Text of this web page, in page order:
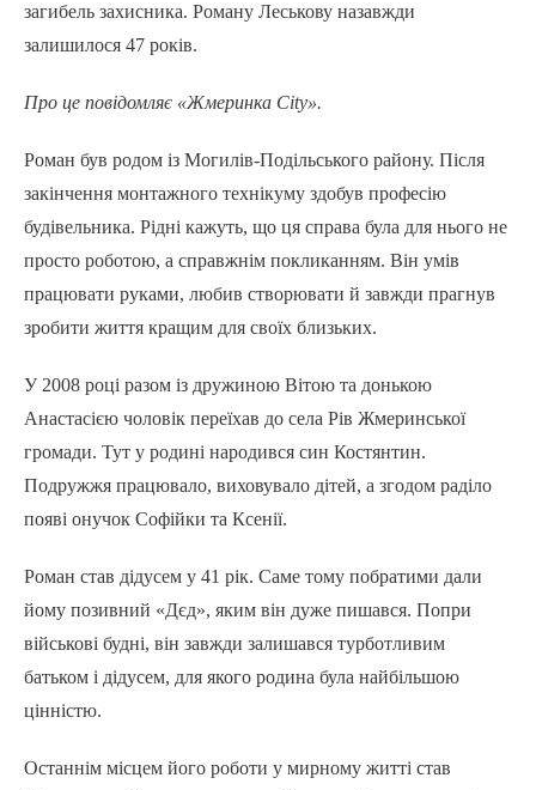
загибель захисника. Роману Леськову назавжди
залишилося 47 років.
Про це повідомляє «Жмеринка City».
Роман був родом із Могилів-Подільського району. Після
закінчення монтажного технікуму здобув професію
будівельника. Рідні кажуть, що ця справа була для нього не
просто роботою, а справжнім покликанням. Він умів
працювати руками, любив створювати й завжди прагнув
зробити життя кращим для своїх близьких.
У 2008 році разом із дружиною Вітою та донькою
Анастасією чоловік переїхав до села Рів Жмеринської
громади. Тут у родині народився син Костянтин.
Подружжя працювало, виховувало дітей, а згодом раділо
появі онучок Софійки та Ксенії.
Роман став дідусем у 41 рік. Саме тому побратими дали
йому позивний «Дєд», яким він дуже пишався. Попри
військові будні, він завжди залишався турботливим
батьком і дідусем, для якого родина була найбільшою
цінністю.
Останнім місцем його роботи у мирному житті став